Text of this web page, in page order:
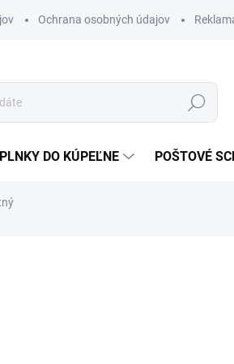
Ochrana osobných údajov
Hľadať
DO KÚPEĽNE POŠTOVÉ